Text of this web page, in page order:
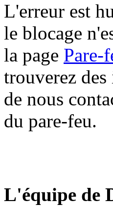
L'erreur est
le blocage
la page Pare-
trouverez
de nous
du pare-feu.
L'équipe de